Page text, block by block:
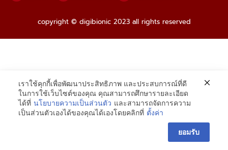
copyright © digibionic 2023 all rights reserved
เราใช้คุกกี้เพื่อพัฒนาประสิทธิภาพ และประสบการณ์ที่ดี
ในการใช้เว็บไซต์ของคุณ คุณสามารถศึกษารายละเอียด
ได้ที่ นโยบายความเป็นส่วนตัว และสามารถจัดการความ
เป็นส่วนตัวเองได้ของคุณได้เองโดยคลิกที่ ตั้งค่า
ยอมรับ